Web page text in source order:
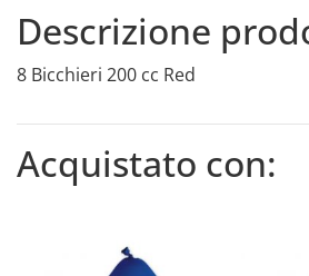
Descrizione
8 Bicchieri 200 cc Red
Acquistato con: